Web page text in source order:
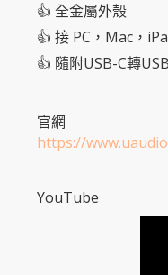
👍 全金屬外殼
👍 接 PC，Mac，
👍 隨附USB-C轉
官網
https://
YouTube